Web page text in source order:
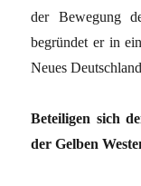
der Bewegung
begründet er in
Neues
Beteiligen sich
der Gelben